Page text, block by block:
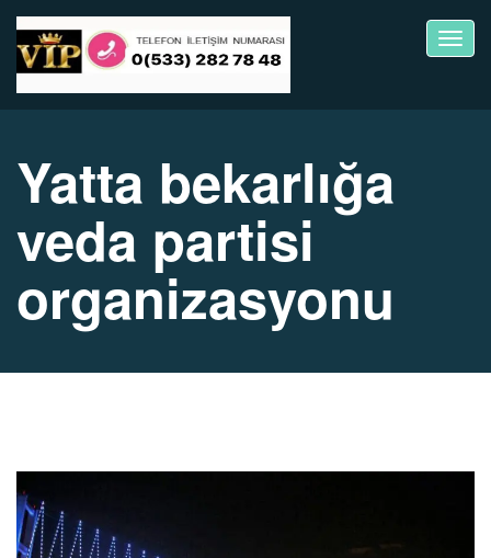
Yatta bekarlığa
veda partisi
organizasyonu